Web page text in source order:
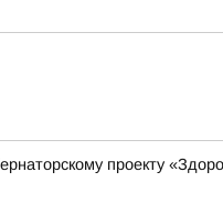
проекту